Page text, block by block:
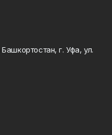
г. Уфа, ул.